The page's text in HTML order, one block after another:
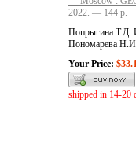
2022. — 144 p.
Попрыгина Т.Д.
Пономарева
Your Price:
shipped in 14-20